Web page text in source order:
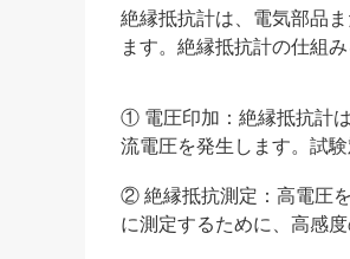
絶縁抵抗計は、電気部品
ます。絶縁抵抗計の仕組
① 電圧印加：絶縁抵抗計
流電圧を発生します。試
② 絶縁抵抗測定：高電圧
に測定するために、高感